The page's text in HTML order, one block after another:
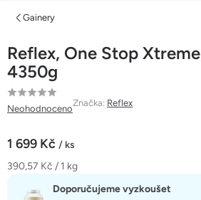
Gainery
Reflex, One Stop
4350g
Průměrné
hodnocení
je
0,0
Neohodnoceno
Značka: Reflex
1 699 Kč / ks
Měrná
390,57 Kč / 1 kg
Doporučujeme vyzkoušet